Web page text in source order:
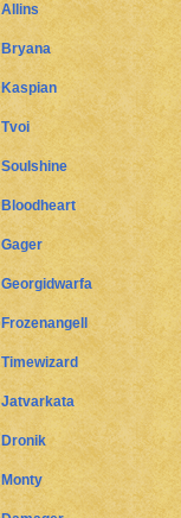
Allins
Bryana
Kaspian
Tvoi
Soulshine
Bloodheart
Gager
Georgidwarfa
Frozenangell
Timewizard
Jatvarkata
Dronik
Monty